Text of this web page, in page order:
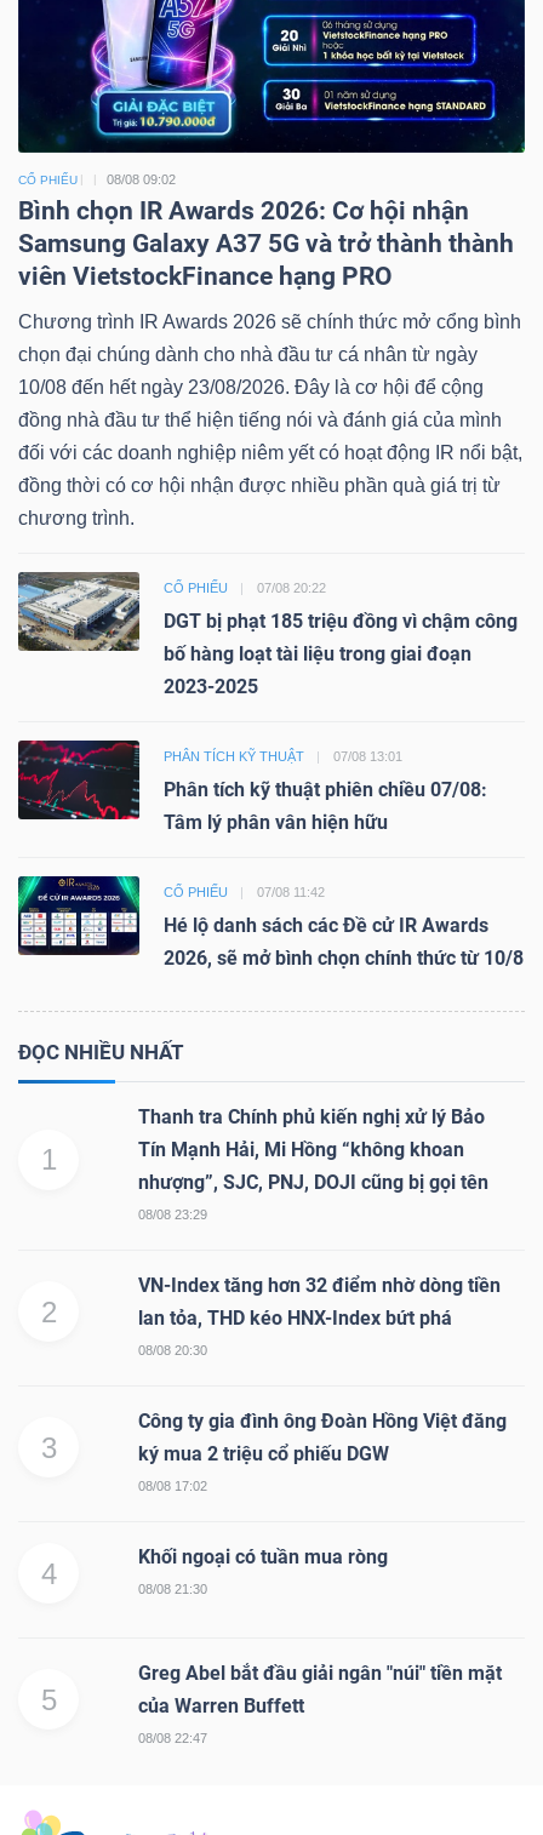
CỔ PHIẾU 08/08 09:02
Bình chọn IR Awards 2026: Cơ hội nhận
Samsung Galaxy A37 5G và trở thành thành
viên VietstockFinance hạng PRO
Chương trình IR Awards 2026 sẽ chính thức mở cổng bình
chọn đại chúng dành cho nhà đầu tư cá nhân từ ngày
10/08 đến hết ngày 23/08/2026. Đây là cơ hội để cộng
đồng nhà đầu tư thể hiện tiếng nói và đánh giá của mình
đối với các doanh nghiệp niêm yết có hoạt động IR nổi bật,
đồng thời có cơ hội nhận được nhiều phần quà giá trị từ
chương trình.
CỔ PHIẾU 07/08 20:22
DGT bị phạt 185 triệu đồng vì chậm công
bố hàng loạt tài liệu trong giai đoạn
2023-2025
PHÂN TÍCH KỸ THUẬT 07/08 13:01
Phân tích kỹ thuật phiên chiều 07/08:
Tâm lý phân vân hiện hữu
CỔ PHIẾU 07/08 11:42
Hé lộ danh sách các Đề cử IR Awards
2026, sẽ mở bình chọn chính thức từ 10/8
ĐỌC NHIỀU NHẤT
1
Thanh tra Chính phủ kiến nghị xử lý Bảo
Tín Mạnh Hải, Mi Hồng “không khoan
nhượng”, SJC, PNJ, DOJI cũng bị gọi tên
08/08 23:29
2
VN-Index tăng hơn 32 điểm nhờ dòng tiền
lan tỏa, THD kéo HNX-Index bứt phá
08/08 20:30
3
Công ty gia đình ông Đoàn Hồng Việt đăng
ký mua 2 triệu cổ phiếu DGW
08/08 17:02
4
Khối ngoại có tuần mua ròng
08/08 21:30
5
Greg Abel bắt đầu giải ngân "núi" tiền mặt
của Warren Buffett
08/08 22:47